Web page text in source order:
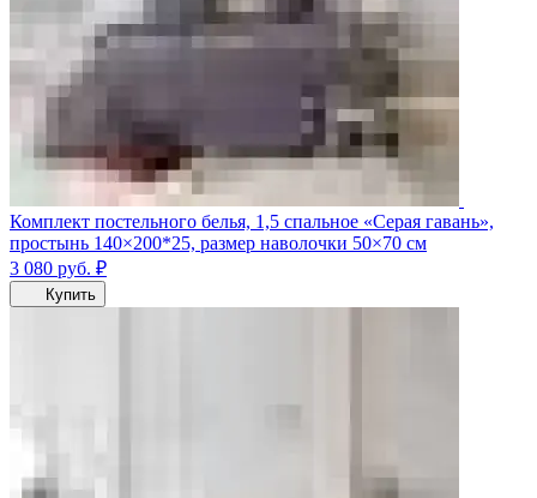
Комплект постельного белья, 1,5 спальное «Серая гавань»,
простынь 140×200*25, размер наволочки 50×70 см
3 080 руб. ₽
Купить